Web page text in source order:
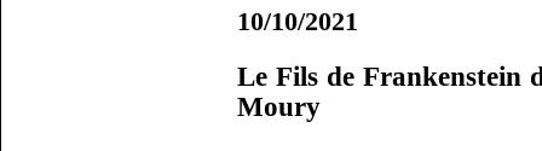
10/10/2021
Le Fils de Frankenstein
Moury